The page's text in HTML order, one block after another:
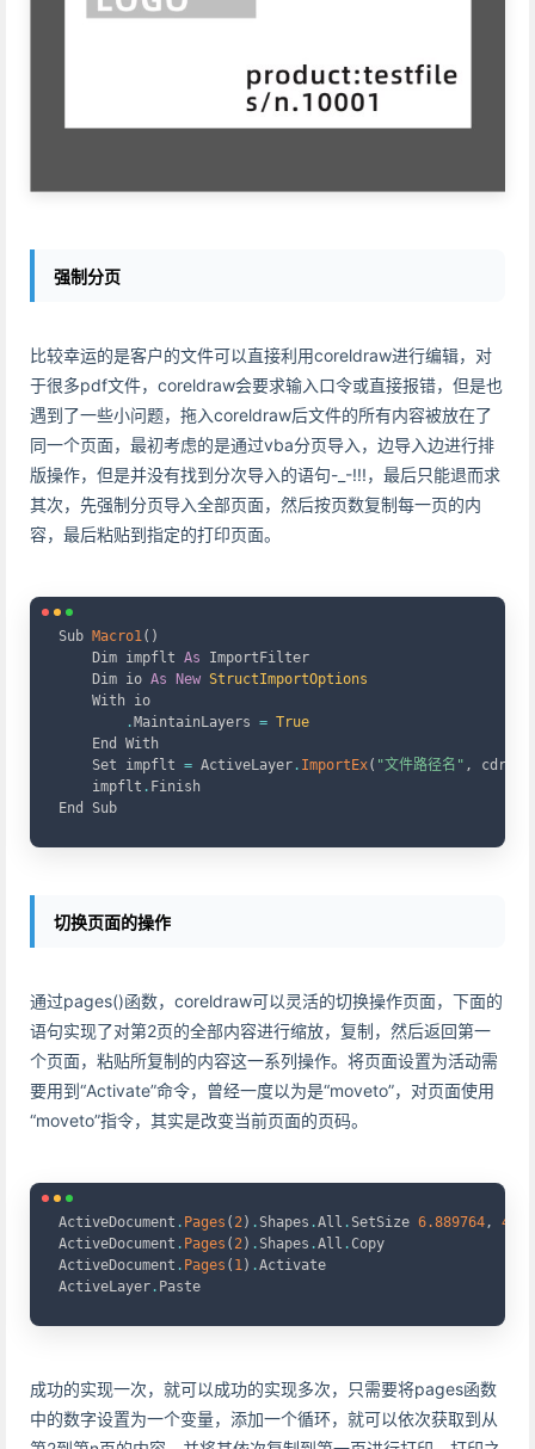
强制分页
比较幸运的是客户的文件可以直接利用coreldraw进行编辑，对
于很多pdf文件，coreldraw会要求输入口令或直接报错，但是也
遇到了一些小问题，拖入coreldraw后文件的所有内容被放在了
同一个页面，最初考虑的是通过vba分页导入，边导入边进行排
版操作，但是并没有找到分次导入的语句-_-!!!，最后只能退而求
其次，先强制分页导入全部页面，然后按页数复制每一页的内
容，最后粘贴到指定的打印页面。
Sub Macro1( )
    Dim impflt
As ImportFilter
    Dim io
As New StructImportOptions
    With io
.MaintainLayers = True
    End With
    Set impflt
= ActiveLayer . ImportEx( "文件路径名" , cdrAI9
    impflt
. Finish
End Sub
切换页面的操作
通过pages()函数，coreldraw可以灵活的切换操作页面，下面的
语句实现了对第2页的全部内容进行缩放，复制，然后返回第一
个页面，粘贴所复制的内容这一系列操作。将页面设置为活动需
要用到“Activate”命令，曾经一度以为是“moveto”，对页面使用
“moveto”指令，其实是改变当前页面的页码。
ActiveDocument . Pages ( 2) . Shapes .All . SetSize 6.889764,
ActiveDocument . Pages ( 2) . Shapes .All .Copy
ActiveDocument . Pages ( 1) .Activate
ActiveLayer . Paste
成功的实现一次，就可以成功的实现多次，只需要将pages函数
中的数字设置为一个变量，添加一个循环，就可以依次获取到从